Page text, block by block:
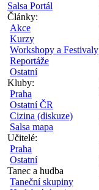
Salsa Portál
Články:
Akce
Kurzy
Workshopy a Festivaly
Reportáže
Ostatní
Kluby:
Praha
Ostatní ČR
Cizina (diskuze)
Salsa mapa
Učitelé:
Praha
Ostatní
Tanec a hudba
Taneční skupiny